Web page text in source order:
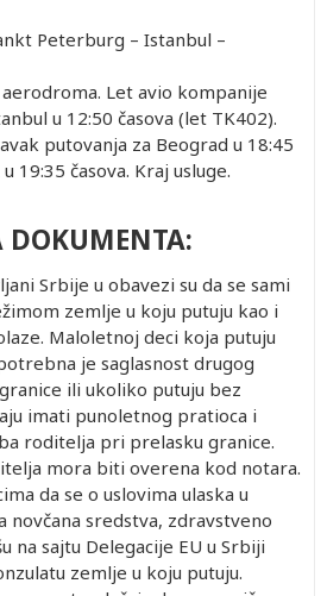
Peterburg – Istanbul –
Let avio kompanije
u 12:50 časova (let TK402).
putovanja za Beograd u 18:45
19:35 časova. Kraj usluge.
Srbije u obavezi su da se sami
zemlje u koju putuju kao i
Maloletnoj deci koja putuju
je saglasnost drugog
ili ukoliko putuju bez
imati punoletnog pratioca i
roditelja pri prelasku granice.
mora biti overena kod notara.
da se o uslovima ulaska u
novčana sredstva, zdravstveno
na sajtu Delegacije EU u Srbiji
zemlje u koju putuju.